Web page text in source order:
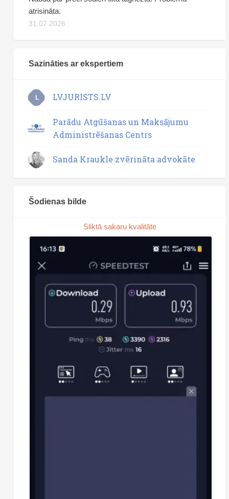
atrisināta.
31.07.2026
Sazināties ar ekspertiem
L LVJURISTS.LV
Parādu Atgūšanas un Maksājumu
Administrēšanas Centrs
Sanda Kraukle zvērināta advokāte
Šodienas bilde
Sliktā sakaru kvalitāte